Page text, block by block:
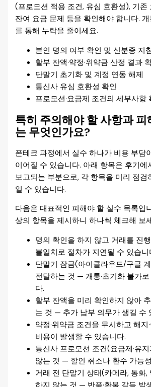
(프로모션 적용 조건, 유심 호환성), 기존
잔여 요금 문제 등을 확인해야 합니다.
를 통해 누락을 줄이세요.
본인 명의 여부 확인 및 신분증 지
할부 잔액·약정·위약금 산정 결과
단말기 초기화 및 계정 연동 해제
통신사 유심 호환성 확인
프로모션·요금제 조건의 세부사항
특히 주의해야 할 사항과 피
는 무엇인가요?
폰테크 과정에서 실수 하나가 비용 부담
이어질 수 있습니다. 아래 항목은 후기에
보고되는 부분으로, 각 항목을 미리 점검
일 수 있습니다.
다음은 대표적인 피해야 할 실수 목록입
상의 항목을 제시하니 하나씩 체크해 보
명의 확인을 하지 않고 거래를 진
불일치로 절차가 지연될 수 있습니
단말기 잠금(아이클라우드/구글
전달하는 것 — 개통·초기화 불가
다.
할부 잔액을 미리 확인하지 않아
는 것 — 추가 납부 의무가 생길 수
약정·위약금 조건을 무시하고 해
비용이 발생할 수 있습니다.
통신사 프로모션 조건(요금제·유
않는 것 — 할인 취소나 환수 가능
거래 전 단말기 상태(카메라, 통화,